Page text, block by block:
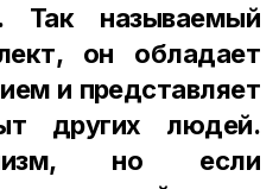
Так называемый
он обладает
и представляет
других людей.
но если